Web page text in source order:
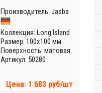
Производитель: Jasba
Коллекция: Long Island
Размер: 100x100 мм
Поверхность: матовая
Артикул: 50280
Цена: 1 683 руб/шт